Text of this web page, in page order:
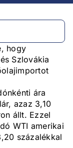
hogy
Szlovákia
ára
azaz 3,10
állt. Ezzel
WTI amerikai
százalékkal